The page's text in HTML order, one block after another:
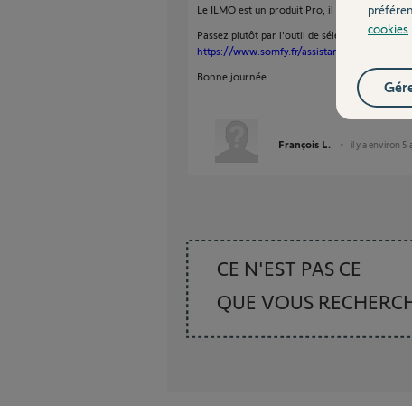
Le ILMO est un produit Pro, il faudra voir
Passez plutôt par l'outil de sélection moteur de
https://www.somfy.fr/assistance/aides-au-
Bonne journée
François L. il y a environ 5
CE N'EST PAS CE
QUE VOUS
cookies